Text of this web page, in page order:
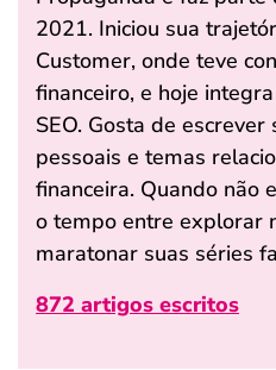
2021. Iniciou sua
Customer, onde teve
financeiro, e hoje
SEO. Gosta de
pessoais e temas
financeira. Quando não
o tempo entre explorar
maratonar suas séries
872 artigos escritos